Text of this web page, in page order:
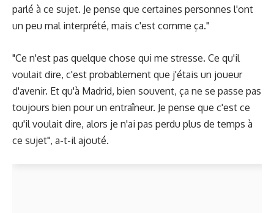
parlé à ce sujet. Je pense que certaines personnes l'ont
un peu mal interprété, mais c'est comme ça."
"Ce n'est pas quelque chose qui me stresse. Ce qu'il
voulait dire, c'est probablement que j'étais un joueur
d'avenir. Et qu'à Madrid, bien souvent, ça ne se passe pas
toujours bien pour un entraîneur. Je pense que c'est ce
qu'il voulait dire, alors je n'ai pas perdu plus de temps à
ce sujet", a-t-il ajouté.